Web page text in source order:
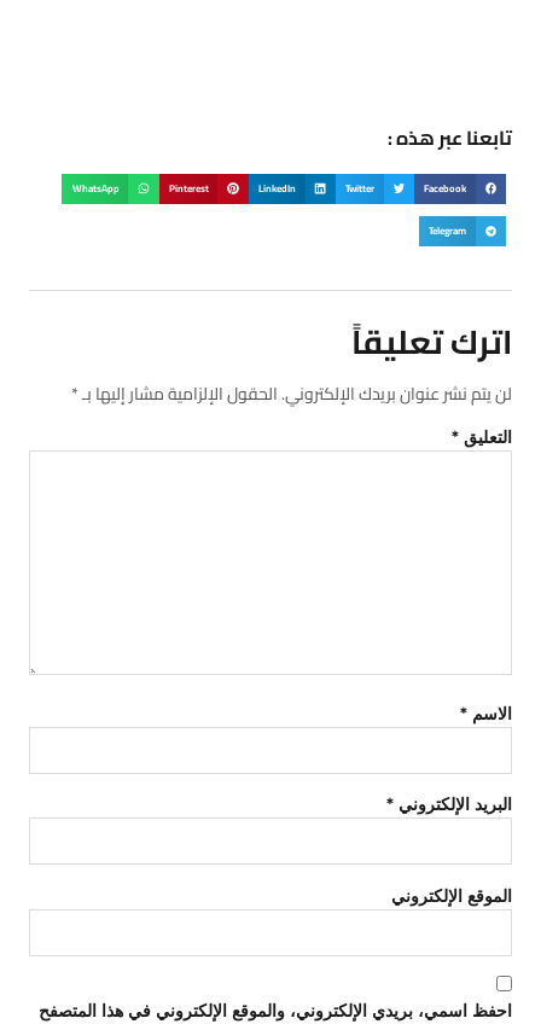
تابعنا عبر هذه :
Facebook
Twitter
LinkedIn
Pinterest
WhatsApp
Telegram
اترك تعليقاً
لن يتم نشر عنوان بريدك الإلكتروني.الحقول الإلزامية مشار إليها بـ*
التعليق *
الاسم *
البريد الإلكتروني *
الموقع الإلكتروني
احفظ اسمي، بريدي الإلكتروني، والموقع الإلكتروني في هذا المتصفح